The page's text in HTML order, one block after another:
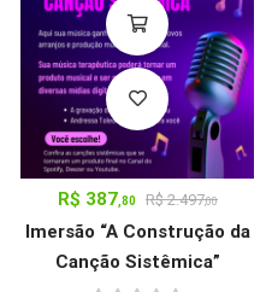
R$ 387 ,80 R$2.497,00
Imersão “A Construção da
Canção Sistêmica”